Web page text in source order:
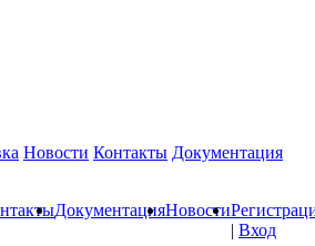
Новости Контакты Документация
ДокументацияНовости
| Вход